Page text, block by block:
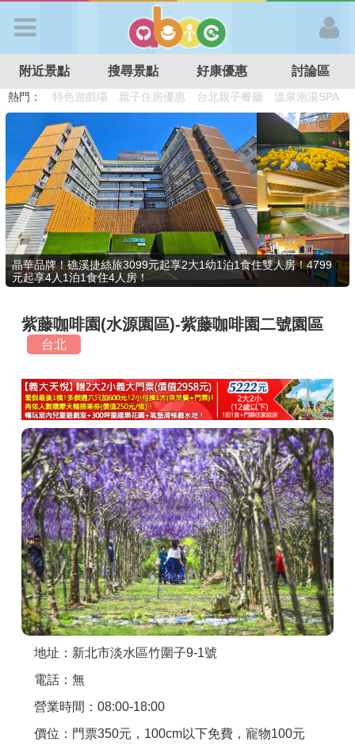
APP登入
首 頁
搜尋景點
好康優惠
最新消息
最新留言
商家合作
推薦景點
討論區
聯絡我們
APP下載
附近景點 搜尋景點 好康優惠 討論區
熱門： 溜滑梯民宿 觀光工廠 DIY摘果
日本親子景點
特色遊戲場
親子住房優惠 台北親子餐廳 溫泉泡湯SPA
晶華品牌！礁溪捷絲旅3099元起享2大1幼1泊1食住雙人房！4799
元起享4人1泊1食住4人房！
紫藤咖啡園(水源園區)-紫藤咖啡園二號園區
台北
地址：新北市淡水區竹圍子9-1號
電話：無
營業時間：08:00-18:00
價位：門票350元，100cm以下免費，寵物100元